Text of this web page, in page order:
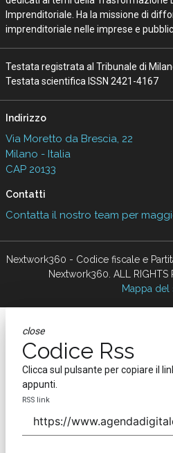
Imprenditoriale. Ha la missione di
imprenditoriale nelle imprese e
Testata registrata al Tribunale di
Testata scientifica ISSN 2421-4167
Indirizzo
Via Moretto da Brescia, 22
Milano - Italia
CAP 20133
Contatti
Contatta il nostro team per
Nextwork360 - Codice fiscale e
Nextwork360. ALL RIGHTS
Mappa del
close
Codice Rss
Clicca sul pulsante per copiare il
appunti.
RSS link